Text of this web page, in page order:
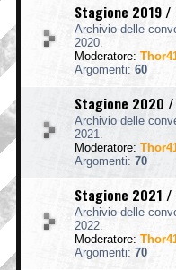
Stagione 2019
Archivio delle
2020.
Moderatore:
Argomenti: 60
Stagione 2020
Archivio delle
2021.
Moderatore:
Argomenti: 70
Stagione 2021
Archivio delle
2022.
Moderatore:
Argomenti: 70